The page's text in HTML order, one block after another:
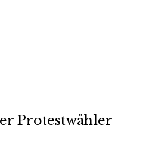
Protestwähler